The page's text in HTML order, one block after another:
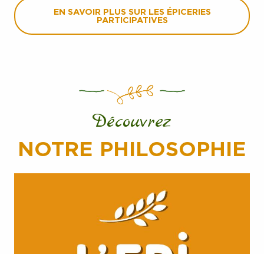
EN SAVOIR PLUS SUR LES ÉPICERIES
PARTICIPATIVES
Découvrez
NOTRE PHILOSOPHIE